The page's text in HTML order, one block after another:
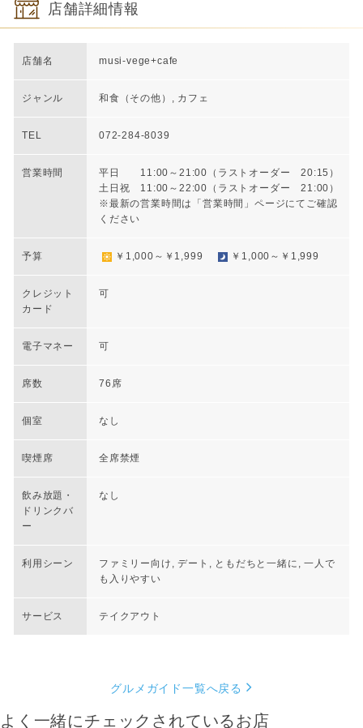
店舗詳細情報
店舗名 musi-vege+cafe
ジャンル 和食（その他）, カフェ
TEL 072-284-8039
営業時間
平日 11:00～21:00（ラストオーダー 20:15）
土日祝 11:00～22:00（ラストオーダー 21:00）
※最新の営業時間は「営業時間」ページにてご確認
ください
予算 ￥1,000～￥1,999 ￥1,000～￥1,999
クレジット
カード
可
電子マネー 可
席数 76席
個室 なし
喫煙席 全席禁煙
飲み放題・
ドリンクバ
ー
なし
利用シーン
ファミリー向け, デート, ともだちと一緒に, 一人で
も入りやすい
サービス テイクアウト
グルメガイド一覧へ戻る
よく一緒にチェックされているお店